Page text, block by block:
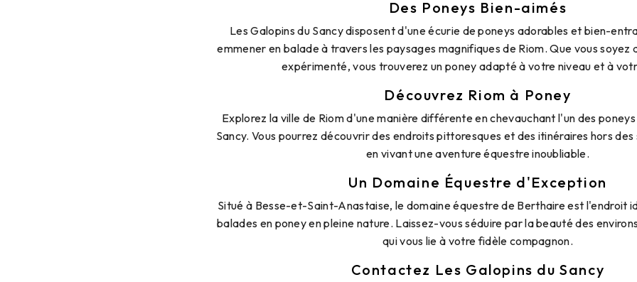
Des Poneys Bien-aimés
Les Galopins du Sancy disposent d'une écurie de poneys adorables et bien-
emmener en balade à travers les paysages magnifiques de Riom. Que vous
expérimenté, vous trouverez un poney adapté à votre niveau et à
Découvrez Riom à Poney
Explorez la ville de Riom d'une manière différente en chevauchant l'un des
Sancy. Vous pourrez découvrir des endroits pittoresques et des itinéraires hors
en vivant une aventure équestre inoubliable.
Un Domaine Équestre d'Exception
Situé à Besse-et-Saint-Anastaise, le domaine équestre de Berthaire est l'endroit
balades en poney en pleine nature. Laissez-vous séduire par la beauté des
qui vous lie à votre fidèle compagnon.
Contactez Les Galopins du Sancy